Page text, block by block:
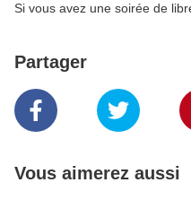
Si vous avez une soirée de
Partager
Vous aimerez aussi